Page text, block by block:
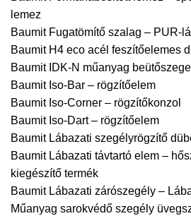
lemez
Baumit Fugatömítő szalag – PUR-
Baumit H4 eco acél feszítőelemes
Baumit IDK-N műanyag
Baumit Iso-Bar – rögzítőelem
Baumit Iso-Corner – rögzítőkonzol
Baumit Iso-Dart – rögzítőelem
Baumit Lábazati szegélyrögzítő
Baumit Lábazati távtartó elem –
kiegészítő termék
Baumit Lábazati zárószegély –
Műanyag sarokvédő szegély